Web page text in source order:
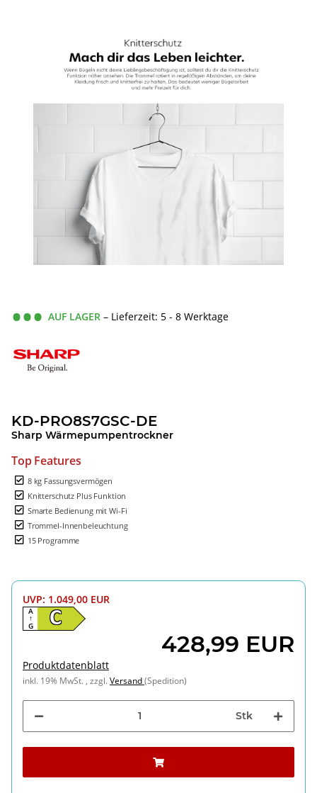
AUF LAGER – Lieferzeit: 5 - 8 Werktage
KD-PRO8S7GSC-DE
Sharp Wärmepumpentrockner
Top Features
8 kg Fassungsvermögen
Knitterschutz Plus Funktion
Smarte Bedienung mit Wi-Fi
Trommel-Innenbeleuchtung
15 Programme
UVP: 1.049,00 EUR
C
A
↑
G
428,99 EUR
Produktdatenblatt
inkl. 19% MwSt. , zzgl.Versand(Spedition)
Stk